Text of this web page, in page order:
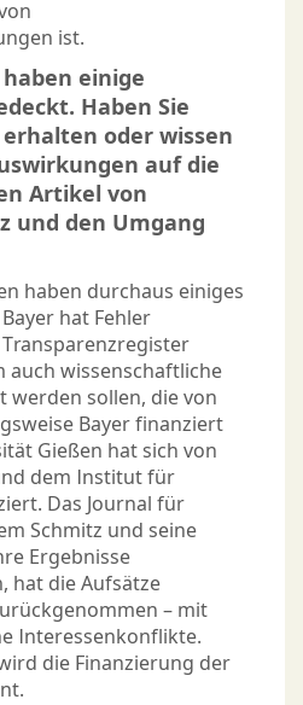
ist.
einige
Haben Sie
oder wissen
auf die
Artikel von
und den Umgang
haben durchaus einiges
hat Fehler
auch wissenschaftliche
werden sollen, die von
Bayer finanziert
Gießen hat sich von
dem Institut für
Das Journal für
Schmitz und seine
Ergebnisse
hat die Aufsätze
– mit
Interessenkonflikte.
die Finanzierung der